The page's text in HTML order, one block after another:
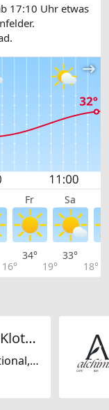
17:10 Uhr etwas
Fr Sa
16°
34°
19°
33°
18°
Rolli's Steakhouse Kloten
Amerikanisch, International, Steakhouse